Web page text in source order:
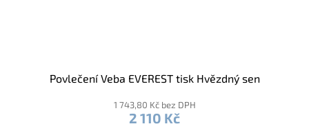
Povlečení Veba EVEREST tisk Hvězdný sen
1 743,80 Kč bez DPH
2 110 Kč